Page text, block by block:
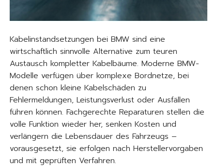
Kabelinstandsetzungen bei BMW sind eine
wirtschaftlich sinnvolle Alternative zum teuren
Austausch kompletter Kabelbäume. Moderne BMW-
Modelle verfügen über komplexe Bordnetze, bei
denen schon kleine Kabelschäden zu
Fehlermeldungen, Leistungsverlust oder Ausfällen
führen können. Fachgerechte Reparaturen stellen die
volle Funktion wieder her, senken Kosten und
verlängern die Lebensdauer des Fahrzeugs –
vorausgesetzt, sie erfolgen nach Herstellervorgaben
und mit geprüften Verfahren.